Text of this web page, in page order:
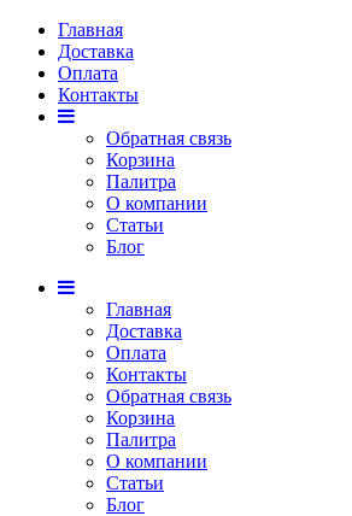
Главная
Доставка
Оплата
Контакты
Обратная связь
Корзина
Палитра
О компании
Статьи
Блог
Главная
Доставка
Оплата
Контакты
Обратная связь
Корзина
Палитра
О компании
Статьи
Блог